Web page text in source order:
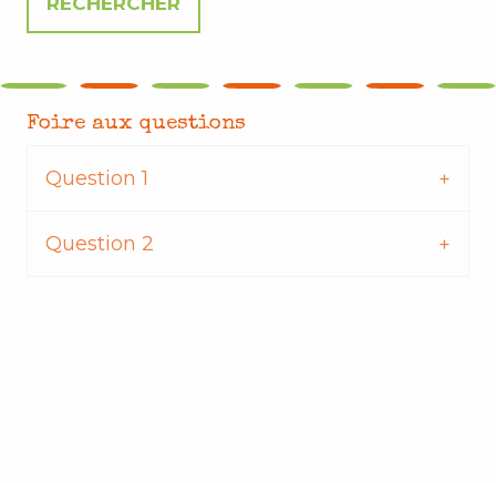
Foire aux questions
Question 1
Question 2